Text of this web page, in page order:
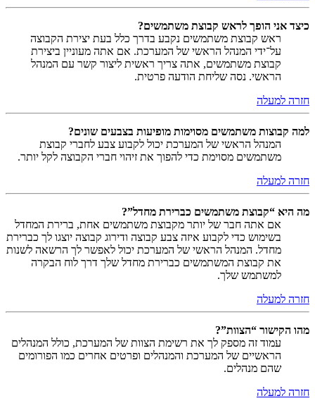
כיצד אני הופך לראש קבוצת משתמשים?
ראש קבוצת משתמשים נקבע בדרך כלל בעת יצירת הקבוצה
על־ידי המנהל הראשי של המערכת. אם אתה מעוניין ביצירת
קבוצת משתמשים, אתה צריך ראשית ליצור קשר עם המנהל
הראשי. נסה שליחת הודעה פרטית.
חזרה למעלה
למה קבוצות משתמשים מסוימות מופיעות בצבעים שונים?
המנהל הראשי של המערכת יכול לקבוע צבע לחברי קבוצת
משתמשים מסוימת כדי להפוך את זיהוי חברי הקבוצה לקל יותר.
חזרה למעלה
מה היא “קבוצת משתמשים כברירת מחדל”?
אם אתה חבר של יותר מקבוצת משתמשים אחת, ברירת המחדל
בשימוש כדי לקבוע איזה צבע קבוצה ודירוג קבוצה יוצגו לך כברירת
מחדל. המנהל הראשי של המערכת יכול לאפשר לך הרשאה לשנות
את קבוצת המשתמשים כברירת מחדל שלך דרך לוח הבקרה
למשתמש שלך.
חזרה למעלה
מהו הקישור “הצוות”?
עמוד זה מספק לך את רשימת הצוות של המערכת, כולל המנהלים
הראשיים של המערכת והמנהלים ופרטים אחרים כמו הפורומים
שהם מנהלים.
חזרה למעלה